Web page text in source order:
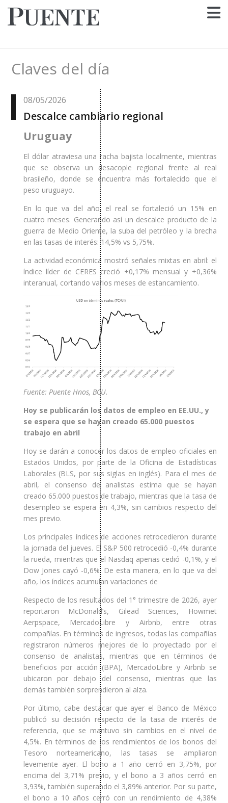
Claves del día
08/05/2026
Descalce cambiario regional
Uruguay
El dólar atraviesa una racha bajista localmente, mientras
que se observa un desacople regional frente al real
brasileño, donde se encuentra más fortalecido que el
peso uruguayo.
En lo que va del año, el real se fortaleció un 15% en
cuatro meses. Generando así un descalce producto de la
guerra de Medio Oriente, la suba del petróleo y la brecha
en las tasas de interés: 14,5% vs 5,75%.
La actividad económica mostró señales mixtas en abril: el
índice líder de CERES creció +0,17% mensual y +0,36%
interanual, cortando varios meses de estancamiento.
Fuente: Puente Hnos, BCU.
Hoy se publicarán los datos de empleo en EE.UU., y
se espera que se hayan creado 65.000 puestos
trabajo en abril
Hoy se darán a conocer los datos de empleo oficiales en
Estados Unidos, por parte de la Oficina de Estadísticas
Laborales (BLS, por sus siglas en inglés). Para el mes de
abril, el consenso de analistas estima que se hayan
creado 65.000 puestos de trabajo, mientras que la tasa de
desempleo se espera en 4,3%, sin cambios respecto del
mes previo.
Los principales índices de acciones retrocedieron durante
la jornada del jueves. El S&P 500 retrocedió -0,4% durante
la rueda, mientras que el Nasdaq apenas cedió -0,1%, y el
Dow Jones cayó -0,6%. De esta manera, en lo que va del
año, los índices acumulan variaciones de
Respecto de los resultados del 1° trimestre de 2026, ayer
reportaron McDonald’s, Gilead Sciences, Howmet
Aerpspace, MercadoLibre y Airbnb, entre otras
compañías. En términos de ingresos, todas las compañías
registraron números mejores de lo proyectado por el
consenso de analistas, mientras que en términos de
beneficios por acción (BPA), MercadoLibre y Airbnb se
ubicaron por debajo del consenso, mientras que las
demás también sorprendieron al alza.
Por último, cabe destacar que ayer el Banco de México
publicó su decisión respecto de la tasa de interés de
referencia, que se mantuvo sin cambios en el nivel de
4,5%. En términos de los rendimientos de los bonos del
Tesoro norteamericano, las tasas se ampliaron
levemente ayer. El bono a 1 año cerró en 3,75%, por
encima del 3,71% previo, y el bono a 3 años cerró en
3,93%, también superando el 3,89% anterior. Por su parte,
el bono a 10 años cerró con un rendimiento de 4,38%